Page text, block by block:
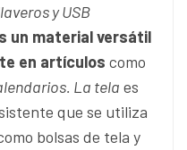
y USB
un material versátil
en artículos como
La tela es
que se utiliza
bolsas de tela y